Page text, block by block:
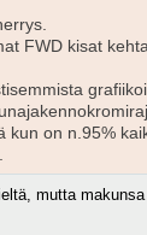
FWD kisat
kun on n.95%
mutta